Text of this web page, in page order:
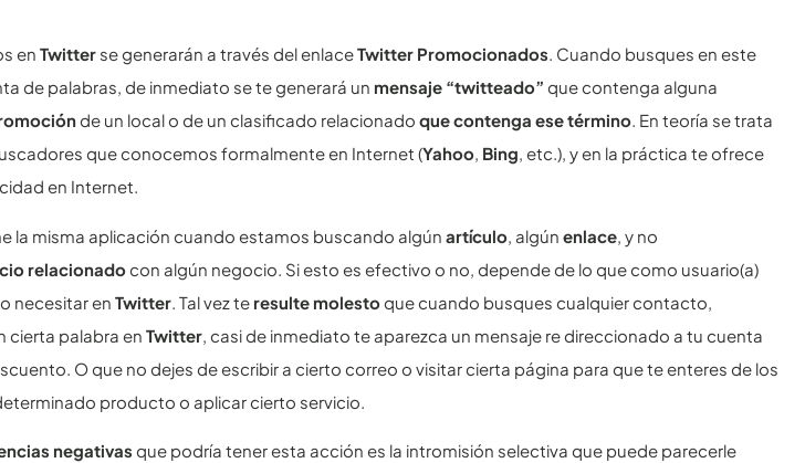
enTwitter se generarán a través del enlaceTwitter Promocionados. Cuando busques en este
de palabras, de inmediato se te generará un mensaje “twitteado” que contenga alguna
de un local o de un clasificado relacionadoque contenga ese término. En teoría se trata
que conocemos formalmente en Internet (Yahoo, Bing, etc.), y en la práctica te ofrece
en Internet.
la misma aplicación cuando estamos buscando algúnartículo , algúnenlace , y no
relacionadocon algún negocio. Si esto es efectivo o no, depende de lo que como usuario(a)
necesitar enTwitter . Tal vez te resulte molestoque cuando busques cualquier contacto,
cierta palabra enTwitter , casi de inmediato te aparezca un mensaje re direccionado a tu cuenta
O que no dejes de escribir a cierto correo o visitar cierta página para que te enteres de los
producto o aplicar cierto servicio.
negativas que podría tener esta acción es la intromisión selectiva que puede parecerle